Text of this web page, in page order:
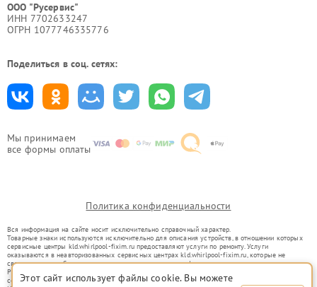
Мы принимаем
все формы оплаты
ООО "Русервис"
ИНН 7702633247
ОГРН 1077746335776
Поделиться в соц. сетях:
Политика конфиденциальности
Вся информация на сайте носит исключительно справочный характер.
Товарные знаки используются исключительно для описания устройств, в отношении которых
сервисные центры kld.whirlpool-fixim.ru предоставляют услуги по ремонту. Услуги
оказываются в неавторизованных сервисных центрах kld.whirlpool-fixim.ru, которые не
связаны с правообладателями товарных знаков или их официальными представителями.
Ремонт осуществляется для устройств, уже введенных в гражданский оборот в соответствии
со статьей 1487 ГК РФ.
Этот сайт использует файлы cookie. Вы можете